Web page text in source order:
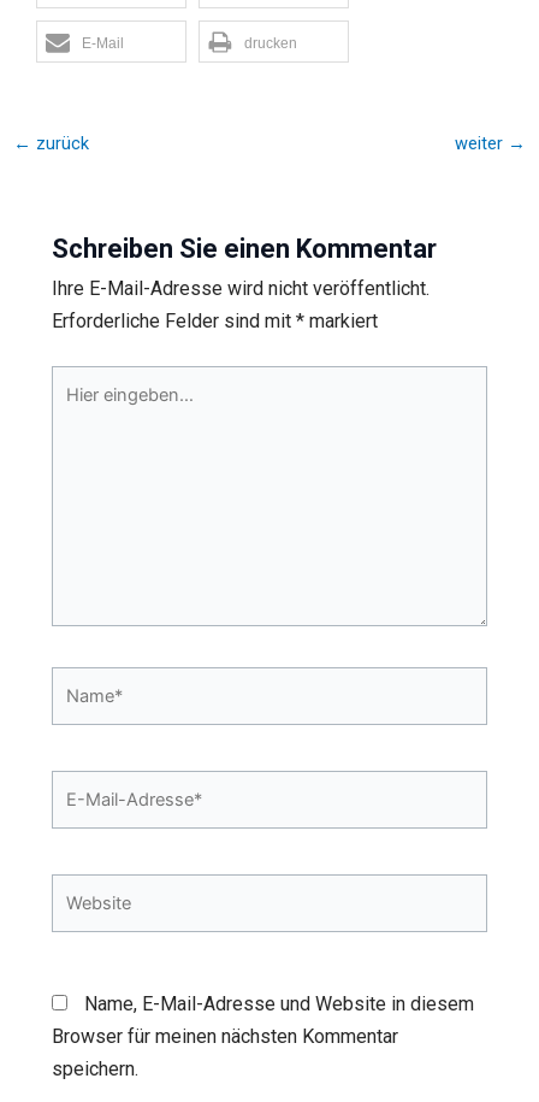
E-Mail drucken
← zurück weiter →
Schreiben Sie einen Kommentar
Ihre E-Mail-Adresse wird nicht veröffentlicht.
Erforderliche Felder sind mit *markiert
Name, E-Mail-Adresse und Website in diesem
Browser für meinen nächsten Kommentar
speichern.